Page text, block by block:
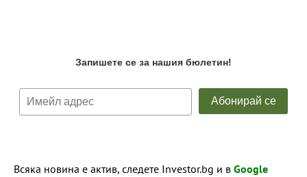
Всяка новина е актив, следете Investor.bg и в Google